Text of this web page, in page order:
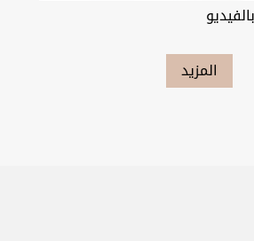
المزيد